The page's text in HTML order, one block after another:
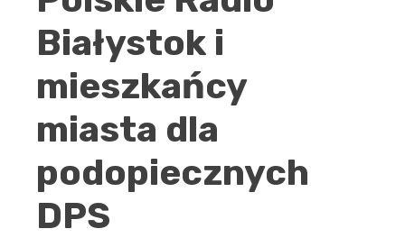
Białystok i
mieszkańcy
miasta dla
podopiecznych
DPS